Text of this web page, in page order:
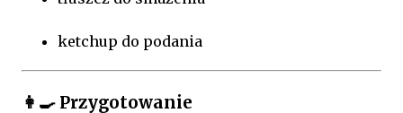
ketchup do podania
👩‍🍳 Przygotowanie